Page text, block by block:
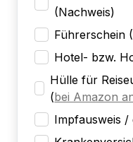
(Nachweis)
Führerschein
Hotel- bzw.
Hülle für
(bei Amazon
Impfausweis /